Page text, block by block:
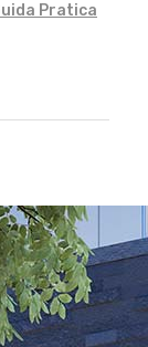
Pratica